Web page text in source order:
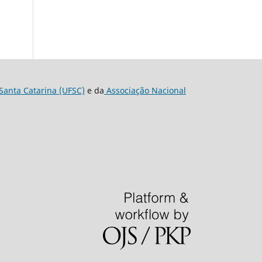
Catarina (UFSC) e da Associação Nacional